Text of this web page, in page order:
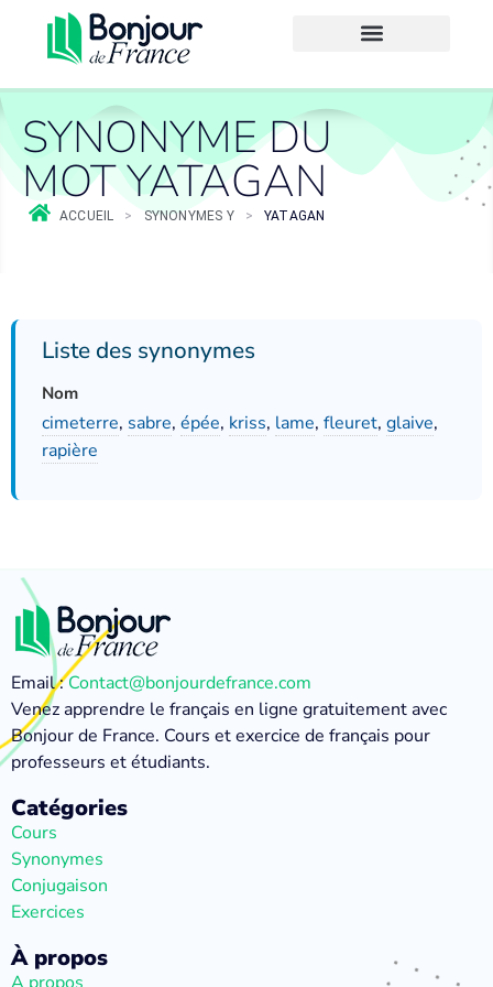
SYNONYME DU
MOT YATAGAN
ACCUEIL > SYNONYMES Y > YATAGAN
Liste des synonymes
Nom
cimeterre, sabre, épée, kriss, lame, fleuret, glaive,
rapière
Email :Contact@bonjourdefrance.com
Venez apprendre le français en ligne gratuitement avec
Bonjour de France. Cours et exercice de français pour
professeurs et étudiants.
Catégories
Cours
Synonymes
Conjugaison
Exercices
À propos